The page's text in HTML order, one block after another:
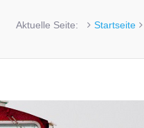
Aktuelle Seite: Startseite